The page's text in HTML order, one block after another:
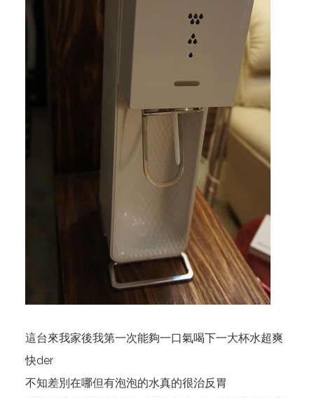
這台來我家後我第一次能夠一口氣喝下一大杯水超爽
快der
不知差別在哪但有泡泡的水真的很治反胃